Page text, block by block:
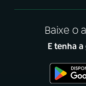
Baixe o
E tenha